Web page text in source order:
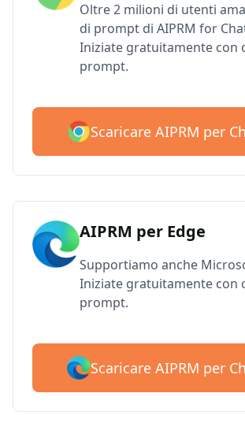
Oltre 2 milioni di utenti
di prompt di AIPRM for
Iniziate gratuitamente con
prompt.
Scaricare AIPRM per
AIPRM per Edge
Supportiamo anche
Iniziate gratuitamente con
prompt.
Scaricare AIPRM per